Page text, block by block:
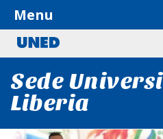
Sede
Liberia
Menu